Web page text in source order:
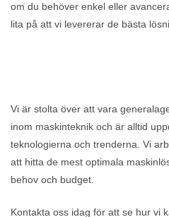
om du behöver enkel eller
lita på att vi levererar de bästa
Vi är stolta över att vara
inom maskinteknik och är alltid
teknologierna och trenderna. Vi
att hitta de mest optimala
behov och budget.
Kontakta oss idag för att se hur vi